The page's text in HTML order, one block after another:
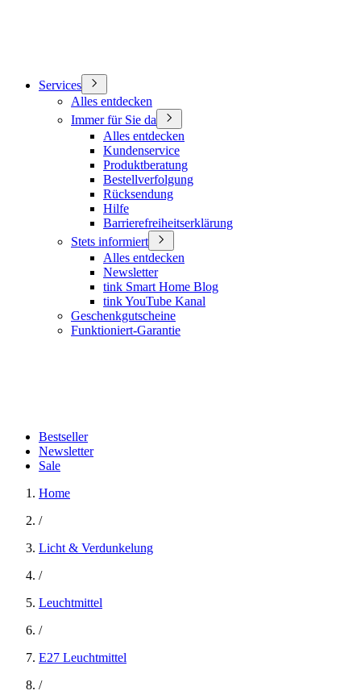
Services
Alles entdecken
Immer für Sie da
Alles entdecken
Kundenservice
Produktberatung
Bestellverfolgung
Rücksendung
Hilfe
Barrierefreiheitserklärung
Stets informiert
Alles entdecken
Newsletter
tink Smart Home Blog
tink YouTube Kanal
Geschenkgutscheine
Funktioniert-Garantie
Bestseller
Newsletter
Sale
Home
/
Licht & Verdunkelung
/
Leuchtmittel
/
E27 Leuchtmittel
/